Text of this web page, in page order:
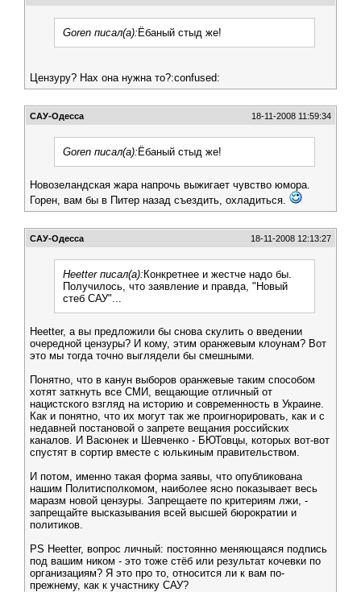
Goren писал(а): Ёбаный стыд же!
Цензуру? Нах она нужна то?:confused:
САУ-Одесса 18-11-2008 11:59:34
Goren писал(а): Ёбаный стыд же!
Новозеландская жара напрочь выжигает чувство юмора.
Горен, вам бы в Питер назад съездить, охладиться.
САУ-Одесса 18-11-2008 12:13:27
Heetter писал(а): Конкретнее и жестче надо бы.
Получилось, что заявление и правда, "Новый
стеб САУ"...
Heetter, а вы предложили бы снова скулить о введении
очередной цензуры? И кому, этим оранжевым клоунам? Вот
это мы тогда точно выглядели бы смешными.
Понятно, что в канун выборов оранжевые таким способом
хотят заткнуть все СМИ, вещающие отличный от
нацистского взгляд на историю и современность в Украине.
Как и понятно, что их могут так же проигнорировать, как и с
недавней постановой о запрете вещания российских
каналов. И Васюнек и Шевченко - БЮТовцы, которых вот-вот
спустят в сортир вместе с юлькиным правительством.
И потом, именно такая форма заявы, что опубликована
нашим Политисполкомом, наиболее ясно показывает весь
маразм новой цензуры. Запрещаете по критериям лжи, -
запрещайте высказывания всей высшей бюрократии и
политиков.
PS Heetter, вопрос личный: постоянно меняющаяся подпись
под вашим ником - это тоже стёб или результат кочевки по
организациям? Я это про то, относится ли к вам по-
прежнему, как к участнику САУ?